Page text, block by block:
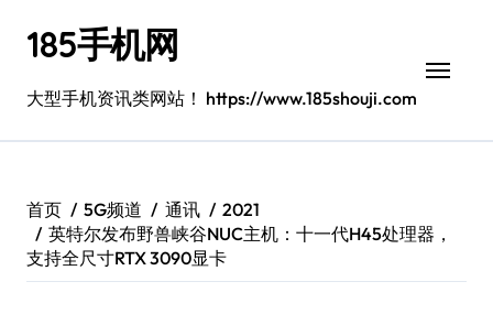
185手机网
大型手机资讯类网站！ https://www.185shouji.com
首页 5G频道 通讯
2021
英特尔发布野兽峡谷NUC主机：十一代H45处理器，
支持全尺寸RTX 3090显卡